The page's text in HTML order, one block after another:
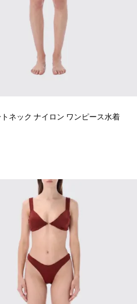
ネック ナイロン ワンピース水着